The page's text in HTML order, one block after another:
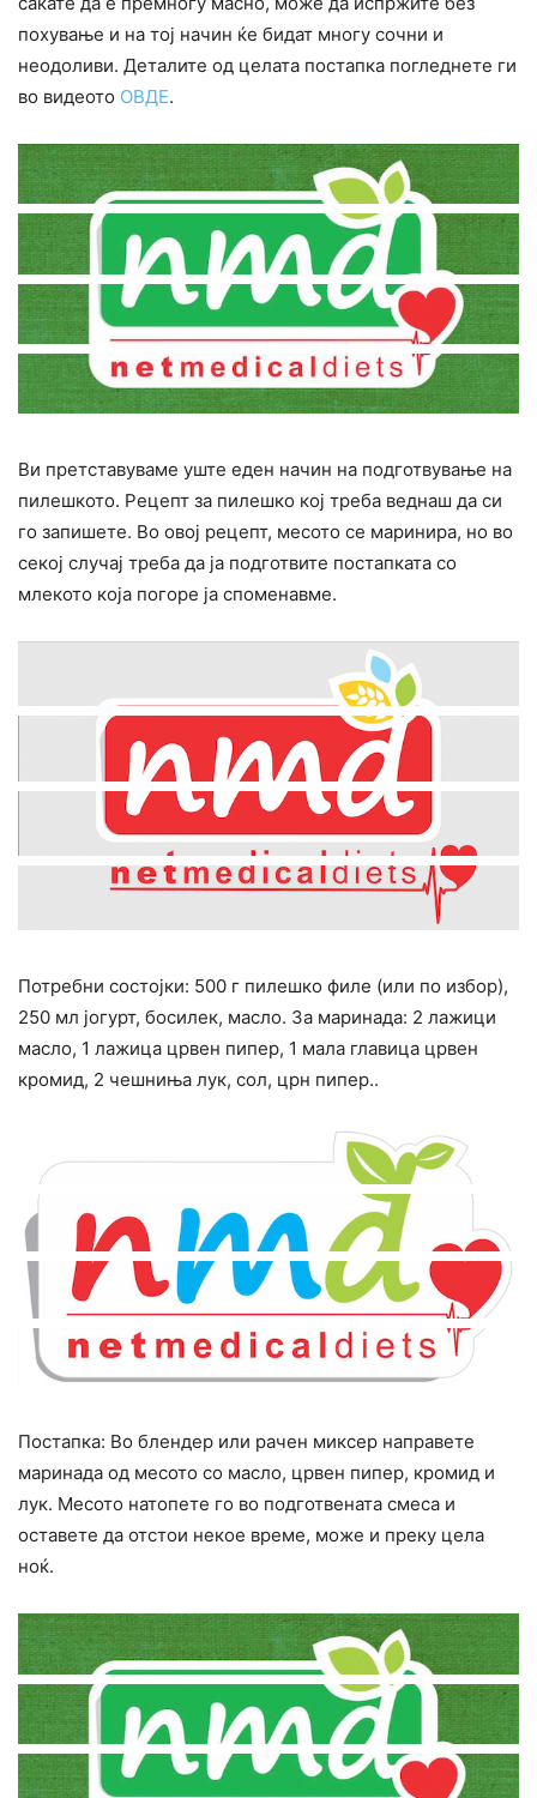
похување и на тој начин ќе бидат многу сочни и
неодоливи. Деталите од целата постапка погледнете ги
во видеото ОВДЕ.
Ви претставуваме уште еден начин на подготвување на
пилешкото. Рецепт за пилешко кој треба веднаш да си
го запишете. Во овој рецепт, месото се маринира, но во
секој случај треба да ја подготвите постапката со
млекото која погоре ја споменавме.
Потребни состојки: 500 г пилешко филе (или по избор),
250 мл јогурт, босилек, масло. За маринада: 2 лажици
масло, 1 лажица црвен пипер, 1 мала главица црвен
кромид, 2 чешниња лук, сол, црн пипер..
Постапка: Во блендер или рачен миксер направете
маринада од месото со масло, црвен пипер, кромид и
лук. Месото натопете го во подготвената смеса и
оставете да отстои некое време, може и преку цела
ноќ.